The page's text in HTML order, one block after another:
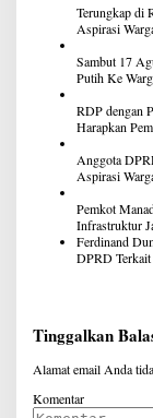
Terungkap di
Aspirasi
Sambut 17
Putih Ke
RDP dengan
Harapkan
Anggota
Aspirasi
Pemkot
Infrastruktur
Ferdinand
DPRD Terkait
Tinggalkan
Alamat email Anda
Komentar